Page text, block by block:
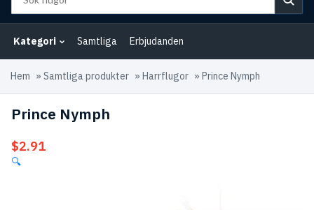
Kategori Samtliga Erbjudanden
Hem » Samtliga produkter » Harrflugor » Prince Nymph
Prince Nymph
$2.91
🔍